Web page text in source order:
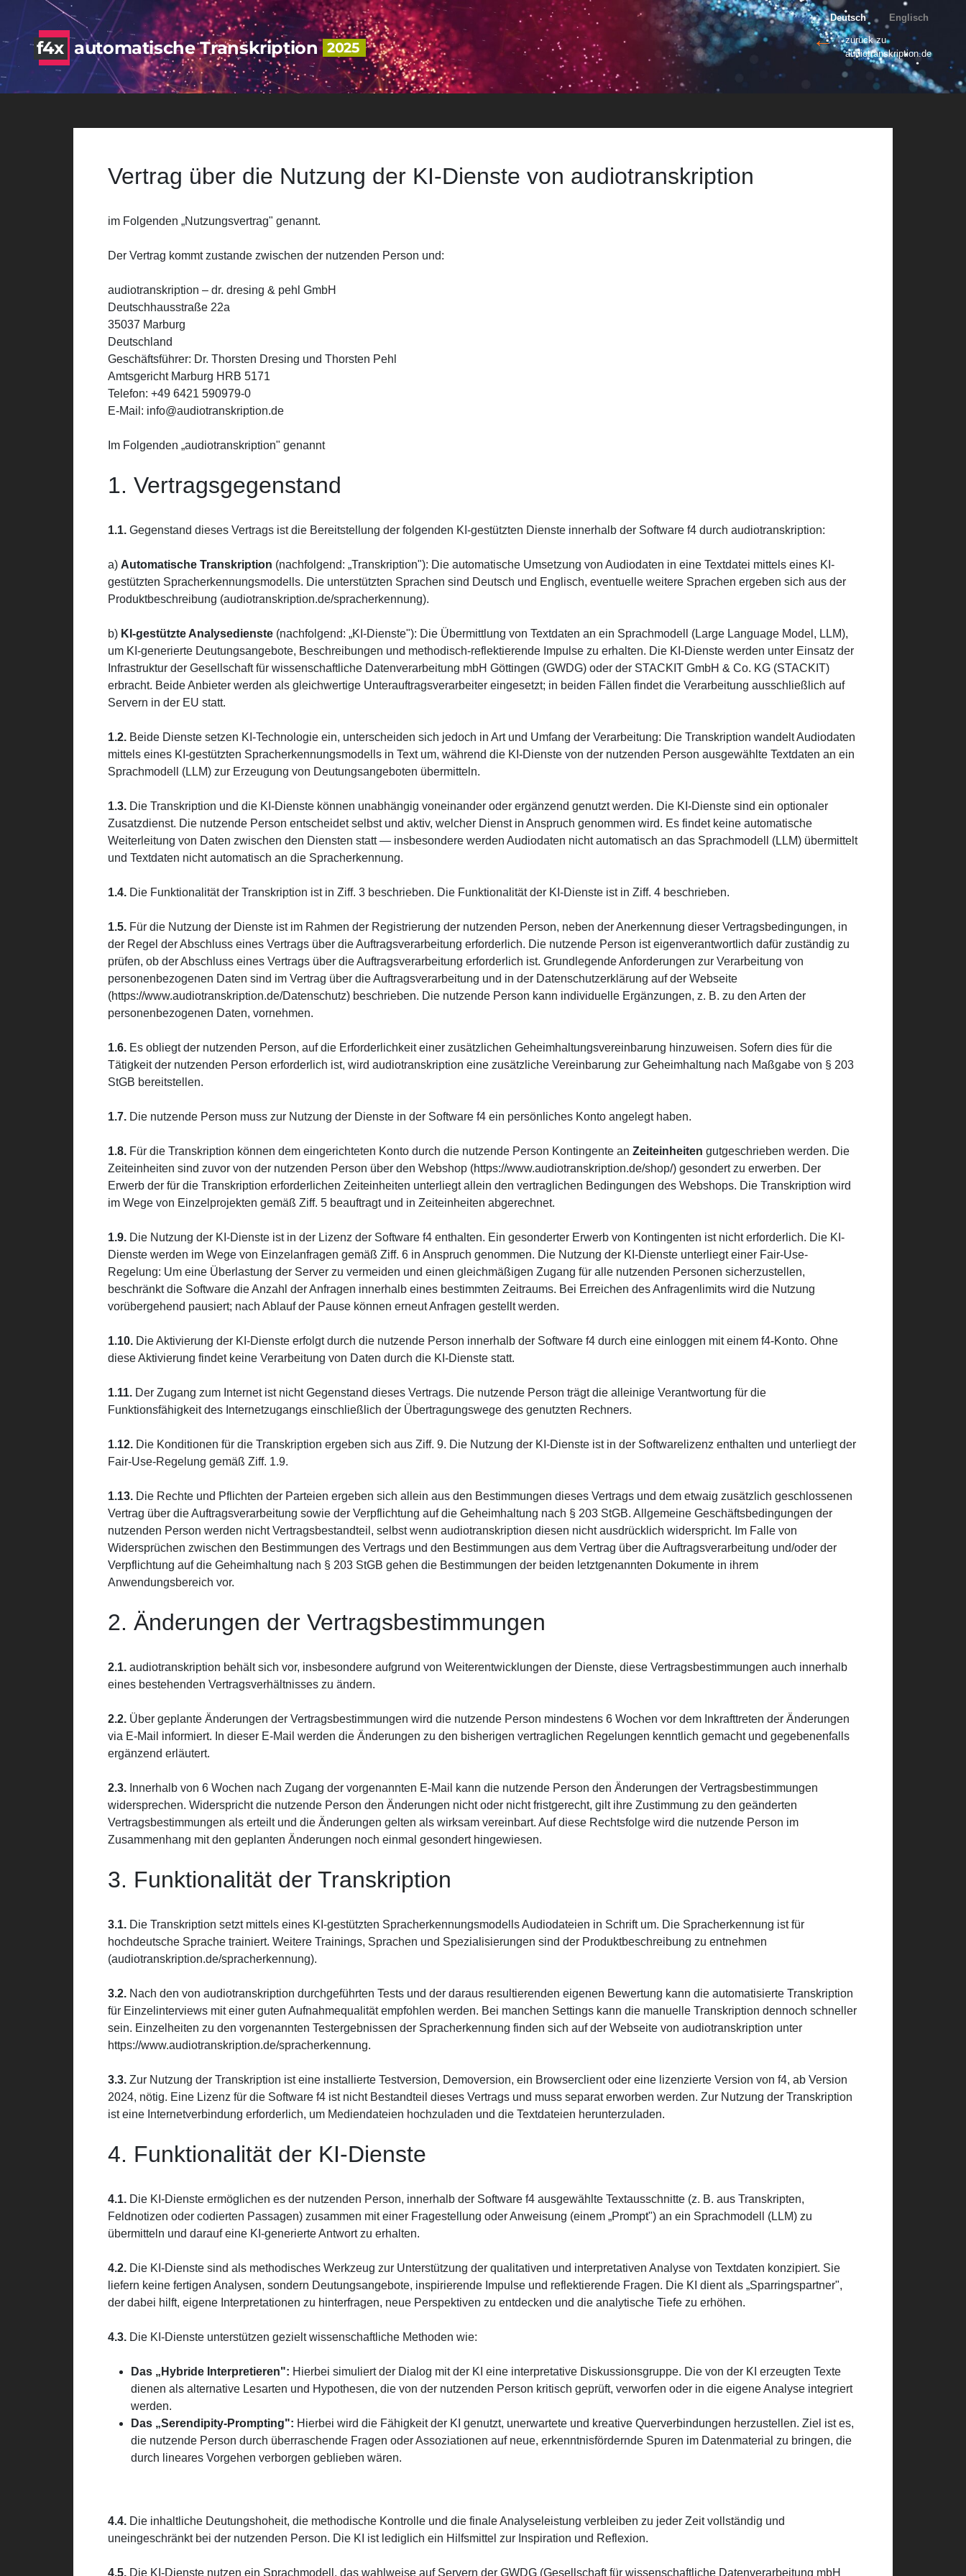
Deutsch Englisch
f4x automatische Transkription 2025 ←
zurück zu
audiotranskription.de
Vertrag über die Nutzung der KI-Dienste von audiotranskription
im Folgenden „Nutzungsvertrag" genannt.
Der Vertrag kommt zustande zwischen der nutzenden Person und:
audiotranskription – dr. dresing & pehl GmbH
Deutschhausstraße 22a
35037 Marburg
Deutschland
Geschäftsführer: Dr. Thorsten Dresing und Thorsten Pehl
Amtsgericht Marburg HRB 5171
Telefon: +49 6421 590979-0
E-Mail: info@audiotranskription.de
Im Folgenden „audiotranskription" genannt
1. Vertragsgegenstand
1.1. Gegenstand dieses Vertrags ist die Bereitstellung der folgenden KI-gestützten Dienste innerhalb der Software f4 durch audiotranskription:
a) Automatische Transkription (nachfolgend: „Transkription"): Die automatische Umsetzung von Audiodaten in eine Textdatei mittels eines KI-
gestützten Spracherkennungsmodells. Die unterstützten Sprachen sind Deutsch und Englisch, eventuelle weitere Sprachen ergeben sich aus der
Produktbeschreibung (audiotranskription.de/spracherkennung).
b) KI-gestützte Analysedienste (nachfolgend: „KI-Dienste"): Die Übermittlung von Textdaten an ein Sprachmodell (Large Language Model, LLM),
um KI-generierte Deutungsangebote, Beschreibungen und methodisch-reflektierende Impulse zu erhalten. Die KI-Dienste werden unter Einsatz der
Infrastruktur der Gesellschaft für wissenschaftliche Datenverarbeitung mbH Göttingen (GWDG) oder der STACKIT GmbH & Co. KG (STACKIT)
erbracht. Beide Anbieter werden als gleichwertige Unterauftragsverarbeiter eingesetzt; in beiden Fällen findet die Verarbeitung ausschließlich auf
Servern in der EU statt.
1.2. Beide Dienste setzen KI-Technologie ein, unterscheiden sich jedoch in Art und Umfang der Verarbeitung: Die Transkription wandelt Audiodaten
mittels eines KI-gestützten Spracherkennungsmodells in Text um, während die KI-Dienste von der nutzenden Person ausgewählte Textdaten an ein
Sprachmodell (LLM) zur Erzeugung von Deutungsangeboten übermitteln.
1.3. Die Transkription und die KI-Dienste können unabhängig voneinander oder ergänzend genutzt werden. Die KI-Dienste sind ein optionaler
Zusatzdienst. Die nutzende Person entscheidet selbst und aktiv, welcher Dienst in Anspruch genommen wird. Es findet keine automatische
Weiterleitung von Daten zwischen den Diensten statt — insbesondere werden Audiodaten nicht automatisch an das Sprachmodell (LLM) übermittelt
und Textdaten nicht automatisch an die Spracherkennung.
1.4. Die Funktionalität der Transkription ist in Ziff. 3 beschrieben. Die Funktionalität der KI-Dienste ist in Ziff. 4 beschrieben.
1.5. Für die Nutzung der Dienste ist im Rahmen der Registrierung der nutzenden Person, neben der Anerkennung dieser Vertragsbedingungen, in
der Regel der Abschluss eines Vertrags über die Auftragsverarbeitung erforderlich. Die nutzende Person ist eigenverantwortlich dafür zuständig zu
prüfen, ob der Abschluss eines Vertrags über die Auftragsverarbeitung erforderlich ist. Grundlegende Anforderungen zur Verarbeitung von
personenbezogenen Daten sind im Vertrag über die Auftragsverarbeitung und in der Datenschutzerklärung auf der Webseite
(https://www.audiotranskription.de/Datenschutz) beschrieben. Die nutzende Person kann individuelle Ergänzungen, z. B. zu den Arten der
personenbezogenen Daten, vornehmen.
1.6. Es obliegt der nutzenden Person, auf die Erforderlichkeit einer zusätzlichen Geheimhaltungsvereinbarung hinzuweisen. Sofern dies für die
Tätigkeit der nutzenden Person erforderlich ist, wird audiotranskription eine zusätzliche Vereinbarung zur Geheimhaltung nach Maßgabe von § 203
StGB bereitstellen.
1.7. Die nutzende Person muss zur Nutzung der Dienste in der Software f4 ein persönliches Konto angelegt haben.
1.8. Für die Transkription können dem eingerichteten Konto durch die nutzende Person Kontingente an Zeiteinheiten gutgeschrieben werden. Die
Zeiteinheiten sind zuvor von der nutzenden Person über den Webshop (https://www.audiotranskription.de/shop/) gesondert zu erwerben. Der
Erwerb der für die Transkription erforderlichen Zeiteinheiten unterliegt allein den vertraglichen Bedingungen des Webshops. Die Transkription wird
im Wege von Einzelprojekten gemäß Ziff. 5 beauftragt und in Zeiteinheiten abgerechnet.
1.9. Die Nutzung der KI-Dienste ist in der Lizenz der Software f4 enthalten. Ein gesonderter Erwerb von Kontingenten ist nicht erforderlich. Die KI-
Dienste werden im Wege von Einzelanfragen gemäß Ziff. 6 in Anspruch genommen. Die Nutzung der KI-Dienste unterliegt einer Fair-Use-
Regelung: Um eine Überlastung der Server zu vermeiden und einen gleichmäßigen Zugang für alle nutzenden Personen sicherzustellen,
beschränkt die Software die Anzahl der Anfragen innerhalb eines bestimmten Zeitraums. Bei Erreichen des Anfragenlimits wird die Nutzung
vorübergehend pausiert; nach Ablauf der Pause können erneut Anfragen gestellt werden.
1.10. Die Aktivierung der KI-Dienste erfolgt durch die nutzende Person innerhalb der Software f4 durch eine einloggen mit einem f4-Konto. Ohne
diese Aktivierung findet keine Verarbeitung von Daten durch die KI-Dienste statt.
1.11. Der Zugang zum Internet ist nicht Gegenstand dieses Vertrags. Die nutzende Person trägt die alleinige Verantwortung für die
Funktionsfähigkeit des Internetzugangs einschließlich der Übertragungswege des genutzten Rechners.
1.12. Die Konditionen für die Transkription ergeben sich aus Ziff. 9. Die Nutzung der KI-Dienste ist in der Softwarelizenz enthalten und unterliegt der
Fair-Use-Regelung gemäß Ziff. 1.9.
1.13. Die Rechte und Pflichten der Parteien ergeben sich allein aus den Bestimmungen dieses Vertrags und dem etwaig zusätzlich geschlossenen
Vertrag über die Auftragsverarbeitung sowie der Verpflichtung auf die Geheimhaltung nach § 203 StGB. Allgemeine Geschäftsbedingungen der
nutzenden Person werden nicht Vertragsbestandteil, selbst wenn audiotranskription diesen nicht ausdrücklich widerspricht. Im Falle von
Widersprüchen zwischen den Bestimmungen des Vertrags und den Bestimmungen aus dem Vertrag über die Auftragsverarbeitung und/oder der
Verpflichtung auf die Geheimhaltung nach § 203 StGB gehen die Bestimmungen der beiden letztgenannten Dokumente in ihrem
Anwendungsbereich vor.
2. Änderungen der Vertragsbestimmungen
2.1. audiotranskription behält sich vor, insbesondere aufgrund von Weiterentwicklungen der Dienste, diese Vertragsbestimmungen auch innerhalb
eines bestehenden Vertragsverhältnisses zu ändern.
2.2. Über geplante Änderungen der Vertragsbestimmungen wird die nutzende Person mindestens 6 Wochen vor dem Inkrafttreten der Änderungen
via E-Mail informiert. In dieser E-Mail werden die Änderungen zu den bisherigen vertraglichen Regelungen kenntlich gemacht und gegebenenfalls
ergänzend erläutert.
2.3. Innerhalb von 6 Wochen nach Zugang der vorgenannten E-Mail kann die nutzende Person den Änderungen der Vertragsbestimmungen
widersprechen. Widerspricht die nutzende Person den Änderungen nicht oder nicht fristgerecht, gilt ihre Zustimmung zu den geänderten
Vertragsbestimmungen als erteilt und die Änderungen gelten als wirksam vereinbart. Auf diese Rechtsfolge wird die nutzende Person im
Zusammenhang mit den geplanten Änderungen noch einmal gesondert hingewiesen.
3. Funktionalität der Transkription
3.1. Die Transkription setzt mittels eines KI-gestützten Spracherkennungsmodells Audiodateien in Schrift um. Die Spracherkennung ist für
hochdeutsche Sprache trainiert. Weitere Trainings, Sprachen und Spezialisierungen sind der Produktbeschreibung zu entnehmen
(audiotranskription.de/spracherkennung).
3.2. Nach den von audiotranskription durchgeführten Tests und der daraus resultierenden eigenen Bewertung kann die automatisierte Transkription
für Einzelinterviews mit einer guten Aufnahmequalität empfohlen werden. Bei manchen Settings kann die manuelle Transkription dennoch schneller
sein. Einzelheiten zu den vorgenannten Testergebnissen der Spracherkennung finden sich auf der Webseite von audiotranskription unter
https://www.audiotranskription.de/spracherkennung.
3.3. Zur Nutzung der Transkription ist eine installierte Testversion, Demoversion, ein Browserclient oder eine lizenzierte Version von f4, ab Version
2024, nötig. Eine Lizenz für die Software f4 ist nicht Bestandteil dieses Vertrags und muss separat erworben werden. Zur Nutzung der Transkription
ist eine Internetverbindung erforderlich, um Mediendateien hochzuladen und die Textdateien herunterzuladen.
4. Funktionalität der KI-Dienste
4.1. Die KI-Dienste ermöglichen es der nutzenden Person, innerhalb der Software f4 ausgewählte Textausschnitte (z. B. aus Transkripten,
Feldnotizen oder codierten Passagen) zusammen mit einer Fragestellung oder Anweisung (einem „Prompt") an ein Sprachmodell (LLM) zu
übermitteln und darauf eine KI-generierte Antwort zu erhalten.
4.2. Die KI-Dienste sind als methodisches Werkzeug zur Unterstützung der qualitativen und interpretativen Analyse von Textdaten konzipiert. Sie
liefern keine fertigen Analysen, sondern Deutungsangebote, inspirierende Impulse und reflektierende Fragen. Die KI dient als „Sparringspartner",
der dabei hilft, eigene Interpretationen zu hinterfragen, neue Perspektiven zu entdecken und die analytische Tiefe zu erhöhen.
4.3. Die KI-Dienste unterstützen gezielt wissenschaftliche Methoden wie:
Das „Hybride Interpretieren": Hierbei simuliert der Dialog mit der KI eine interpretative Diskussionsgruppe. Die von der KI erzeugten Texte
dienen als alternative Lesarten und Hypothesen, die von der nutzenden Person kritisch geprüft, verworfen oder in die eigene Analyse integriert
werden.
Das „Serendipity-Prompting": Hierbei wird die Fähigkeit der KI genutzt, unerwartete und kreative Querverbindungen herzustellen. Ziel ist es,
die nutzende Person durch überraschende Fragen oder Assoziationen auf neue, erkenntnisfördernde Spuren im Datenmaterial zu bringen, die
durch lineares Vorgehen verborgen geblieben wären.
4.4. Die inhaltliche Deutungshoheit, die methodische Kontrolle und die finale Analyseleistung verbleiben zu jeder Zeit vollständig und
uneingeschränkt bei der nutzenden Person. Die KI ist lediglich ein Hilfsmittel zur Inspiration und Reflexion.
4.5. Die KI-Dienste nutzen ein Sprachmodell, das wahlweise auf Servern der GWDG (Gesellschaft für wissenschaftliche Datenverarbeitung mbH